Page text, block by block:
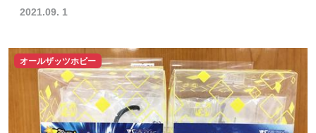
2021.09. 1
オールザッツホビー